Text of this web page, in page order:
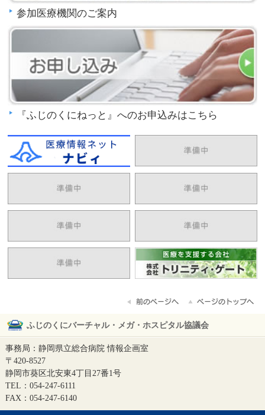
参加医療機関のご案内
『ふじのくにねっと』へのお申込みはこちら
ふじのくにバーチャル・メガ・ホスピタル協議会
事務局：静岡県立総合病院 情報企画室
〒420-8527
静岡市葵区北安東4丁目27番1号
TEL：054-247-6111
FAX：054-247-6140